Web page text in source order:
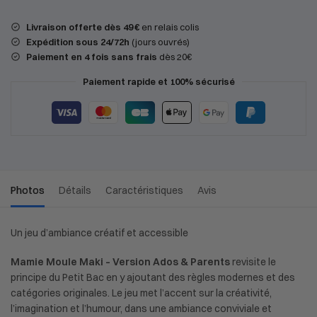
Livraison offerte dès 49 € en relais colis
Expédition sous 24/72h (jours ouvrés)
Paiement en 4 fois sans frais dès 20€
Paiement rapide et 100% sécurisé
Photos Détails Caractéristiques Avis
Un jeu d’ambiance créatif et accessible
Mamie Moule Maki – Version Ados & Parents revisite le
principe du Petit Bac en y ajoutant des règles modernes et des
catégories originales. Le jeu met l’accent sur la créativité,
l’imagination et l’humour, dans une ambiance conviviale et